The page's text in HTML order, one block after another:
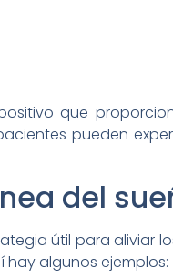
que
pueden
del
útil para aliviar
algunos ejemplos: